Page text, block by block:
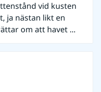
vid kusten
ja nästan likt en
om att havet ...